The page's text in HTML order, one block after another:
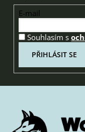
E-mail
Souhlasím s
PŘIHLÁSIT SE